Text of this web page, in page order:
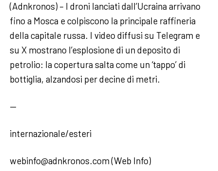
(Adnkronos) – I droni lanciati dall’Ucraina arrivano
fino a Mosca e colpiscono la principale raffineria
della capitale russa. I video diffusi su Telegram e
su X mostrano l’esplosione di un deposito di
petrolio: la copertura salta come un ‘tappo’ di
bottiglia, alzandosi per decine di metri.
—
internazionale/esteri
webinfo@adnkronos.com (Web Info)